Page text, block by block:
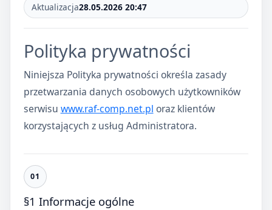
Aktualizacja28.05.2026 20:47
Polityka prywatności
Niniejsza Polityka prywatności określa zasady
przetwarzania danych osobowych użytkowników
serwisu www.raf-comp.net.pl oraz klientów
korzystających z usług Administratora.
§1 Informacje ogólne